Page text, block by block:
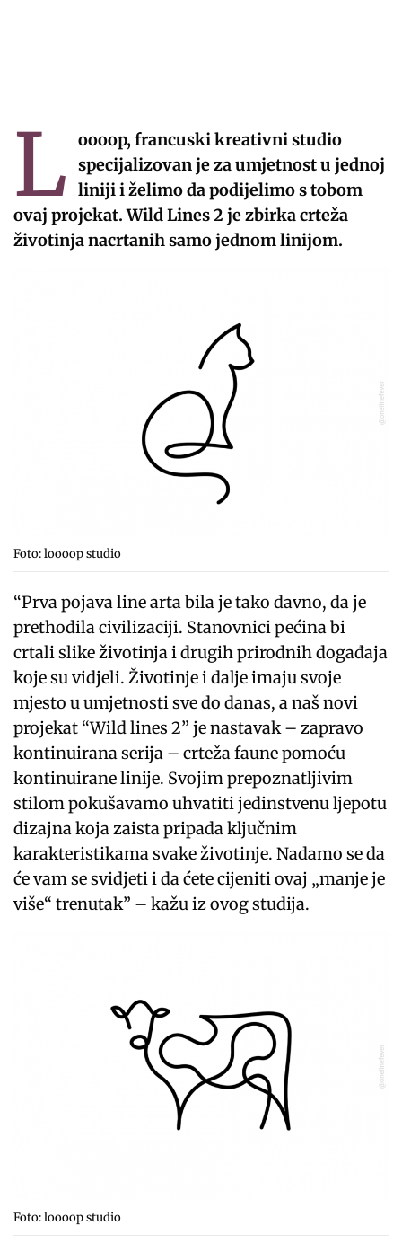
L
oooop, francuski kreativni studio
specijalizovan je za umjetnost u jednoj
liniji i želimo da podijelimo s tobom
ovaj projekat. Wild Lines 2 je zbirka crteža
životinja nacrtanih samo jednom linijom.
Foto: loooop studio
“Prva pojava line arta bila je tako davno, da je
prethodila civilizaciji. Stanovnici pećina bi
crtali slike životinja i drugih prirodnih događaja
koje su vidjeli. Životinje i dalje imaju svoje
mjesto u umjetnosti sve do danas, a naš novi
projekat “Wild lines 2” je nastavak – zapravo
kontinuirana serija – crteža faune pomoću
kontinuirane linije. Svojim prepoznatljivim
stilom pokušavamo uhvatiti jedinstvenu ljepotu
dizajna koja zaista pripada ključnim
karakteristikama svake životinje. Nadamo se da
će vam se svidjeti i da ćete cijeniti ovaj „manje je
više“ trenutak” – kažu iz ovog studija.
Foto: loooop studio